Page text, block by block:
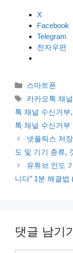
X
Facebook
Telegram
전자우편
카
테
고
리
스마트폰
태
그
카카오톡 채
톡 채널 수신거부,
톡 채널 수신거부
넷플릭스 저
도 및 기기 종류,
유튜브 인도
니다” 1분 해결법
댓글 남기기